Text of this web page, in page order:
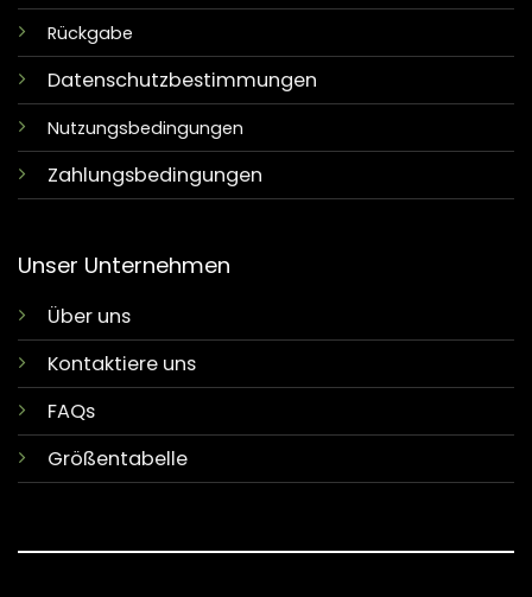
Rückgabe
Datenschutzbestimmungen
Nutzungsbedingungen
Zahlungsbedingungen
Unser Unternehmen
Über uns
Kontaktiere uns
FAQs
Größentabelle